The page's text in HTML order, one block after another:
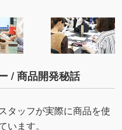
/ 商品開発秘話
タッフが実際に商品を使
ます。